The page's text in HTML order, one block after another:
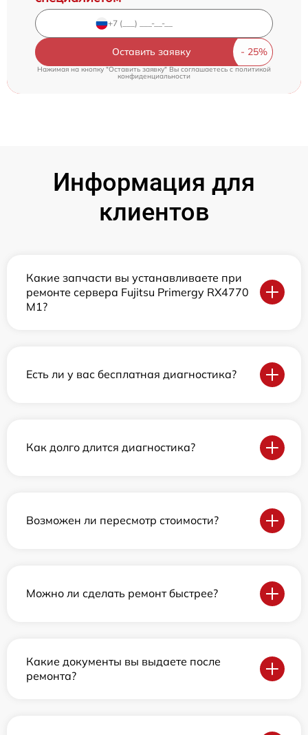
Оставить заявку
Нажимая на кнопку "Оставить заявку" Вы соглашаетесь cполитикой
конфиденциальности
Информация для
клиентов
Какие запчасти вы устанавливаете при
ремонте сервера Fujitsu Primergy RX4770
M1?
Есть ли у вас бесплатная диагностика?
Как долго длится диагностика?
Возможен ли пересмотр стоимости?
Можно ли сделать ремонт быстрее?
Какие документы вы выдаете после
ремонта?